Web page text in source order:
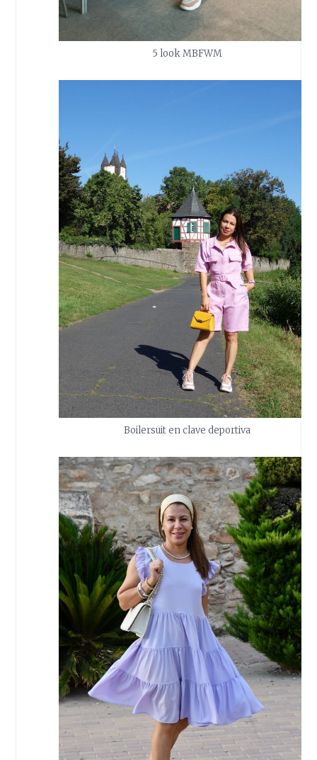
5 look MBFWM
Boilersuit en clave deportiva